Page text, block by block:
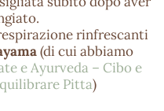
rinfrescanti
(di cui abbiamo
e Ayurveda – Cibo e
Pitta)